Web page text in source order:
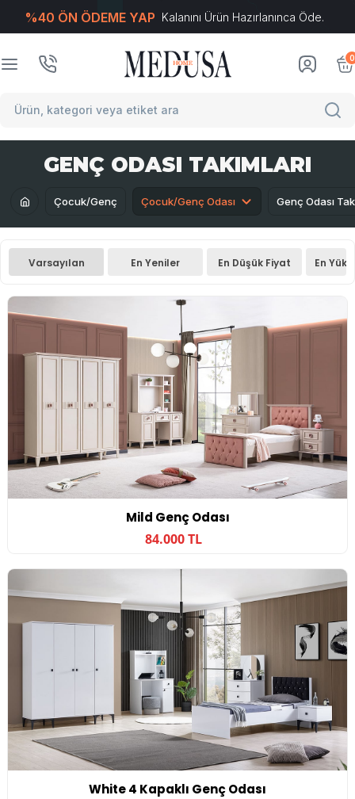
%40 ÖN ÖDEME YAP Kalanını Ürün Hazırlanınca Öde.
0
GENÇ ODASI TAKIMLARI
Çocuk/Genç Çocuk/Genç Odası Genç Odası
Varsayılan En Yeniler En Düşük Fiyat En
Mild Genç Odası
84.000 TL
White 4 Kapaklı Genç Odası
T-Soft E-Ticaret Sistemleriyle Hazırlanmıştır.